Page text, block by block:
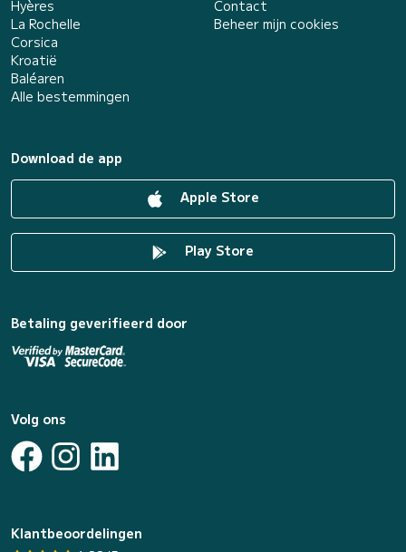
Hyères
La Rochelle
Corsica
Kroatië
Baléaren
Alle bestemmingen
Contact
Beheer mijn cookies
Download de app
Apple Store
Play Store
Betaling geverifieerd door
Volg ons
Klantbeoordelingen